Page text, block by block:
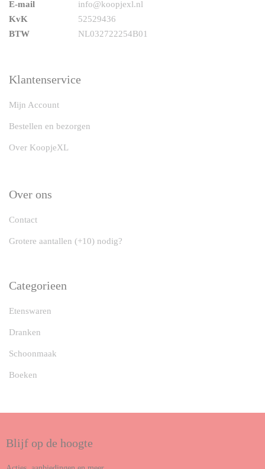
E-mail
info@koopjexl.nl
KvK
52529436
BTW
NL032722254B01
Klantenservice
Mijn Account
Bestellen en bezorgen
Over KoopjeXL
Over ons
Contact
Grotere aantallen (+10) nodig?
Categorieen
Etenswaren
Dranken
Schoonmaak
Boeken
Blijf op de hoogte